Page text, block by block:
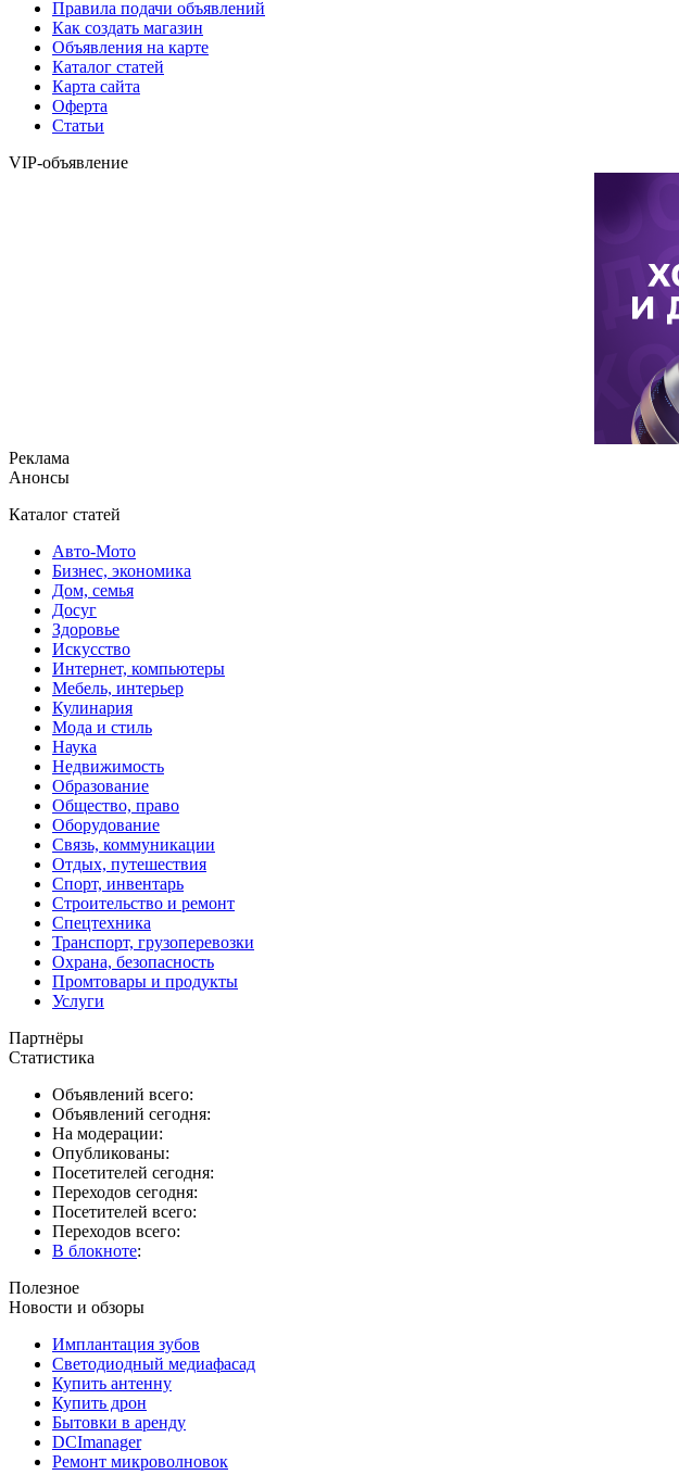
Правила подачи объявлений
Как создать магазин
Объявления на карте
Каталог статей
Карта сайта
Оферта
Статьи
VIP-объявление
Реклама
Анонсы
Каталог статей
Авто-Мото
Бизнес, экономика
Дом, семья
Досуг
Здоровье
Искусство
Интернет, компьютеры
Мебель, интерьер
Кулинария
Мода и стиль
Наука
Недвижимость
Образование
Общество, право
Оборудование
Связь, коммуникации
Отдых, путешествия
Спорт, инвентарь
Строительство и ремонт
Спецтехника
Транспорт, грузоперевозки
Охрана, безопасность
Промтовары и продукты
Услуги
Партнёры
Статистика
Объявлений всего:
Объявлений сегодня:
На модерации:
Опубликованы:
Посетителей сегодня:
Переходов сегодня:
Посетителей всего:
Переходов всего:
В блокноте:
Полезное
Новости и обзоры
Имплантация зубов
Светодиодный медиафасад
Купить антенну
Купить дрон
Бытовки в аренду
DCImanager
Ремонт микроволновок